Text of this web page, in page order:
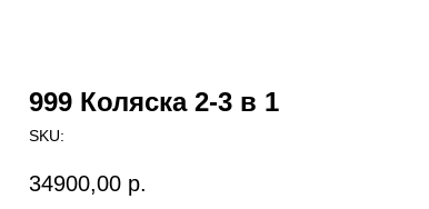
999 Коляска 2-3 в 1
SKU:
34900,00 р.